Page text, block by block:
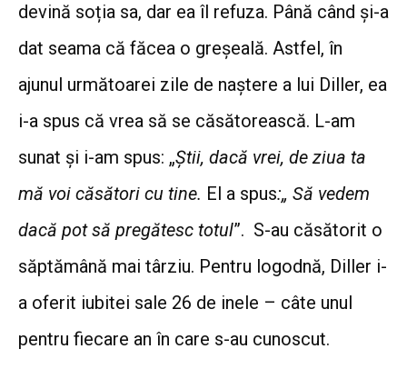
devină soția sa, dar ea îl refuza. Până când și-a
dat seama că făcea o greșeală. Astfel, în
ajunul următoarei zile de naștere a lui Diller, ea
i-a spus că vrea să se căsătorească. L-am
sunat și i-am spus: „Știi, dacă vrei, de ziua ta
mă voi căsători cu tine. El a spus:„ Să vedem
dacă pot să pregătesc totul”. S-au căsătorit o
săptămână mai târziu. Pentru logodnă, Diller i-
a oferit iubitei sale 26 de inele – câte unul
pentru fiecare an în care s-au cunoscut.